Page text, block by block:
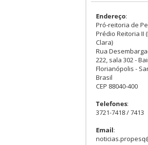
Endereço:
Pró-reitoria de
Prédio Reitoria II
Clara)
Rua
222, sala 302 -
Florianópolis -
Brasil
CEP 88040-400
Telefones:
3721-7418 / 7413
Email: